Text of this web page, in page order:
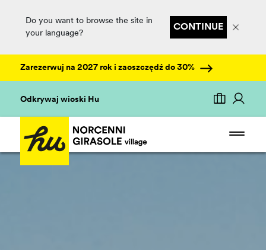
Do you want to browse the site in
your language?
CONTINUE
Zarezerwuj na 2027 rok i zaoszczędź do 30%
Odkrywaj wioski Hu